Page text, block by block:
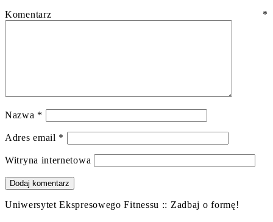
Komentarz *
Nazwa *
Adres email *
Witryna internetowa
Uniwersytet Ekspresowego Fitnessu :: Zadbaj o formę!